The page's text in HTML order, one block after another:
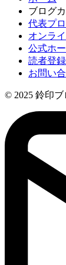
ブログ
代表プ
オンラ
公式ホ
読者登録
お問い
© 2025 鈴印ブ